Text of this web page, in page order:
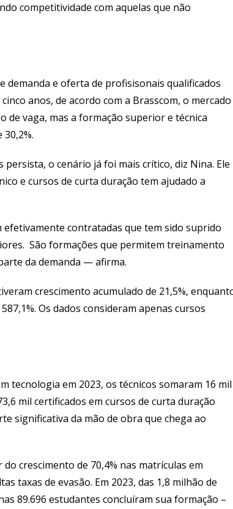
competitividade com aquelas que não
demanda e oferta de profisisonais qualificados
anos, de acordo com a Brasscom, o mercado
de vaga, mas a formação superior e técnica
o cenário já foi mais crítico, diz Nina. Ele
e cursos de curta duração tem ajudado a
contratadas que tem sido suprido
São formações que permitem treinamento
da demanda — afirma.
crescimento acumulado de 21,5%,
Os dados consideram apenas cursos
tecnologia em 2023, os técnicos somaram 16 mil
mil certificados em cursos de curta duração
significativa da mão de obra que chega ao
crescimento de 70,4% nas matrículas em
taxas de evasão. Em 2023, das 1,8 milhão de
89.696 estudantes concluíram sua formação –